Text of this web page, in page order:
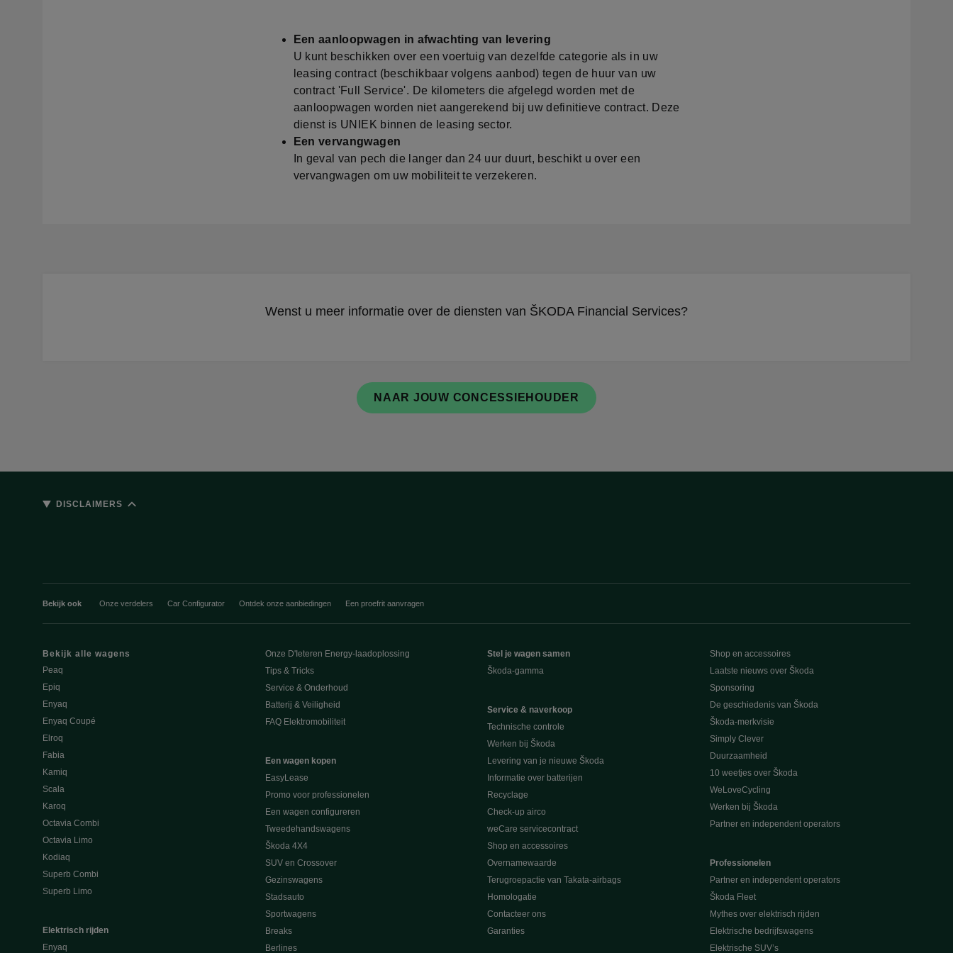
Een aanloopwagen in afwachting van levering
U kunt beschikken over een voertuig van dezelfde categorie als in uw
leasing contract (beschikbaar volgens aanbod) tegen de huur van uw
contract 'Full Service'. De kilometers die afgelegd worden met de
aanloopwagen worden niet aangerekend bij uw definitieve contract. Deze
dienst is UNIEK binnen de leasing sector.
Een vervangwagen
In geval van pech die langer dan 24 uur duurt, beschikt u over een
vervangwagen om uw mobiliteit te verzekeren.
Wenst u meer informatie over de diensten van ŠKODA Financial Services?
NAAR JOUW CONCESSIEHOUDER
DISCLAIMERS
Bekijk ook Onze verdelers Car Configurator Ontdek onze aanbiedingen Een proefrit aanvragen
Bekijk alle wagens
Peaq
Epiq
Enyaq
Enyaq Coupé
Elroq
Fabia
Kamiq
Scala
Karoq
Octavia Combi
Octavia Limo
Kodiaq
Superb Combi
Superb Limo
Elektrisch rijden
Enyaq
Onze D'Ieteren Energy-laadoplossing
Tips & Tricks
Service & Onderhoud
Batterij & Veiligheid
FAQ Elektromobiliteit
Een wagen kopen
EasyLease
Promo voor professionelen
Een wagen configureren
Tweedehandswagens
Škoda 4X4
SUV en Crossover
Gezinswagens
Stadsauto
Sportwagens
Breaks
Berlines
Stel je wagen samen
Škoda-gamma
Service & naverkoop
Technische controle
Werken bij Škoda
Levering van je nieuwe Škoda
Informatie over batterijen
Recyclage
Check-up airco
weCare servicecontract
Shop en accessoires
Overnamewaarde
Terugroepactie van Takata-airbags
Homologatie
Contacteer ons
Garanties
Shop en accessoires
Laatste nieuws over Škoda
Sponsoring
De geschiedenis van Škoda
Škoda-merkvisie
Simply Clever
Duurzaamheid
10 weetjes over Škoda
WeLoveCycling
Werken bij Škoda
Partner en independent operators
Professionelen
Partner en independent operators
Škoda Fleet
Mythes over elektrisch rijden
Elektrische bedrijfswagens
Elektrische SUV’s